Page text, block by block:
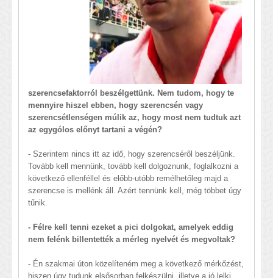
szerencsefaktorról beszélgettünk. Nem tudom, hogy te
mennyire hiszel ebben, hogy szerencsén vagy
szerencsétlenségen múlik az, hogy most nem tudtuk azt
az egygólos előnyt tartani a végén?
- Szerintem nincs itt az idő, hogy szerencséről beszéljünk.
Tovább kell mennünk, tovább kell dolgoznunk, foglalkozni a
következő ellenféllel és előbb-utóbb remélhetőleg majd a
szerencse is mellénk áll. Azért tennünk kell, még többet úgy
tűnik.
- Félre kell tenni ezeket a pici dolgokat, amelyek eddig
nem felénk billentették a mérleg nyelvét és megvoltak?
- Én szakmai úton közelíteném meg a következő mérkőzést,
hiszen úgy tudunk elsősorban felkészülni, illetve a jó lelki